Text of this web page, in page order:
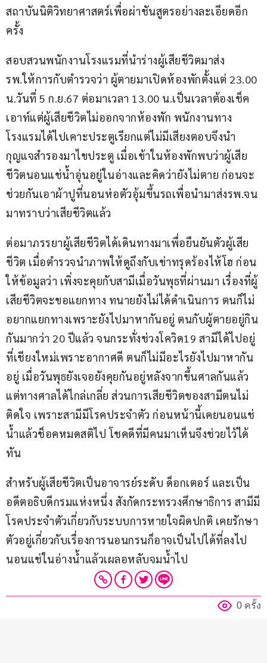
สถาบันนิติวิทยาศาสตร์เพื่อผ่าชันสูตรอย่างละเอียดอีก
ครั้ง
สอบสวนพนักงานโรงแรมที่นำร่างผู้เสียชีวิตมาส่ง
รพ.ให้การกับตำรวจว่า ผู้ตายมาเปิดห้องพักตั้งแต่ 23.00
น.วันที่ 5 ก.ย.67 ต่อมาเวลา 13.00 น.เป็นเวลาต้องเช็ค
เอาท์แต่ผู้เสียชีวิตไม่ออกจากห้องพัก พนักงานทาง
โรงแรมได้ไปเคาะประตูเรียกแต่ไม่มีเสียงตอบจึงนำ
กุญแจสำรองมาไขประตู เมื่อเข้าในห้องพักพบว่าผู้เสีย
ชีวิตนอนแช่น้ำอุ่นอยู่ในอ่างและคิดว่ายังไม่ตาย ก่อนจะ
ช่วยกันเอาผ้าปูที่นอนห่อตัวอุ้มขึ้นรถเพื่อนำมาส่งรพ.จน
มาทราบว่าเสียชีวิตแล้ว
ต่อมาภรรยาผู้เสียชีวิตได้เดินทางมาเพื่อยืนยันตัวผู้เสีย
ชีวิต เมื่อตำรวจนำภาพให้ดูถึงกับเข่าทรุดร้องไห้โฮ ก่อน
ให้ข้อมูลว่า เพิ่งจะคุยกับสามีเมื่อวันพุธที่ผ่านมา เรื่องที่ผู้
เสียชีวิตจะขอแยกทาง ทนายยังไม่ได้ดำเนินการ ตนก็ไม่
อยากแยกทางเพราะยังไปมาหากันอยู่ ตนกับผู้ตายอยู่กิน
กันมากว่า 20 ปีแล้ว จนกระทั่งช่วงโควิด19 สามีได้ไปอยู่
ที่เชียงใหม่เพราะอากาศดี ตนก็ไม่มีอะไรยังไปมาหากัน
อยู่ เมื่อวันพุธยังเจอยังคุยกันอยู่หลังจากขึ้นศาลกันแล้ว
แต่ทางศาลได้ไกล่เกลี่ย ส่วนการเสียชีวิตของสามีตนไม่
ติดใจ เพราะสามีมีโรคประจำตัว ก่อนหน้านี้เคยนอนแช่
น้ำแล้วช็อคหมดสติไป โชคดีที่มีคนมาเห็นจึงช่วยไว้ได้
ทัน
สำหรับผู้เสียชีวิตเป็นอาจารย์ระดับ ด็อกเตอร์ และเป็น
อดีตอธิบดีกรมแห่งหนึ่ง สังกัดกระทรวงศึกษาธิการ สามีมี
โรคประจำตัวเกี่ยวกับระบบการหายใจผิดปกติ เคยรักษา
ตัวอยู่เกี่ยวกับเรื่องการนอนกรนก็อาจเป็นไปได้ที่ลงไป
นอนแช่ในอ่างน้ำแล้วเผลอหลับจมน้ำไป
0 ครั้ง